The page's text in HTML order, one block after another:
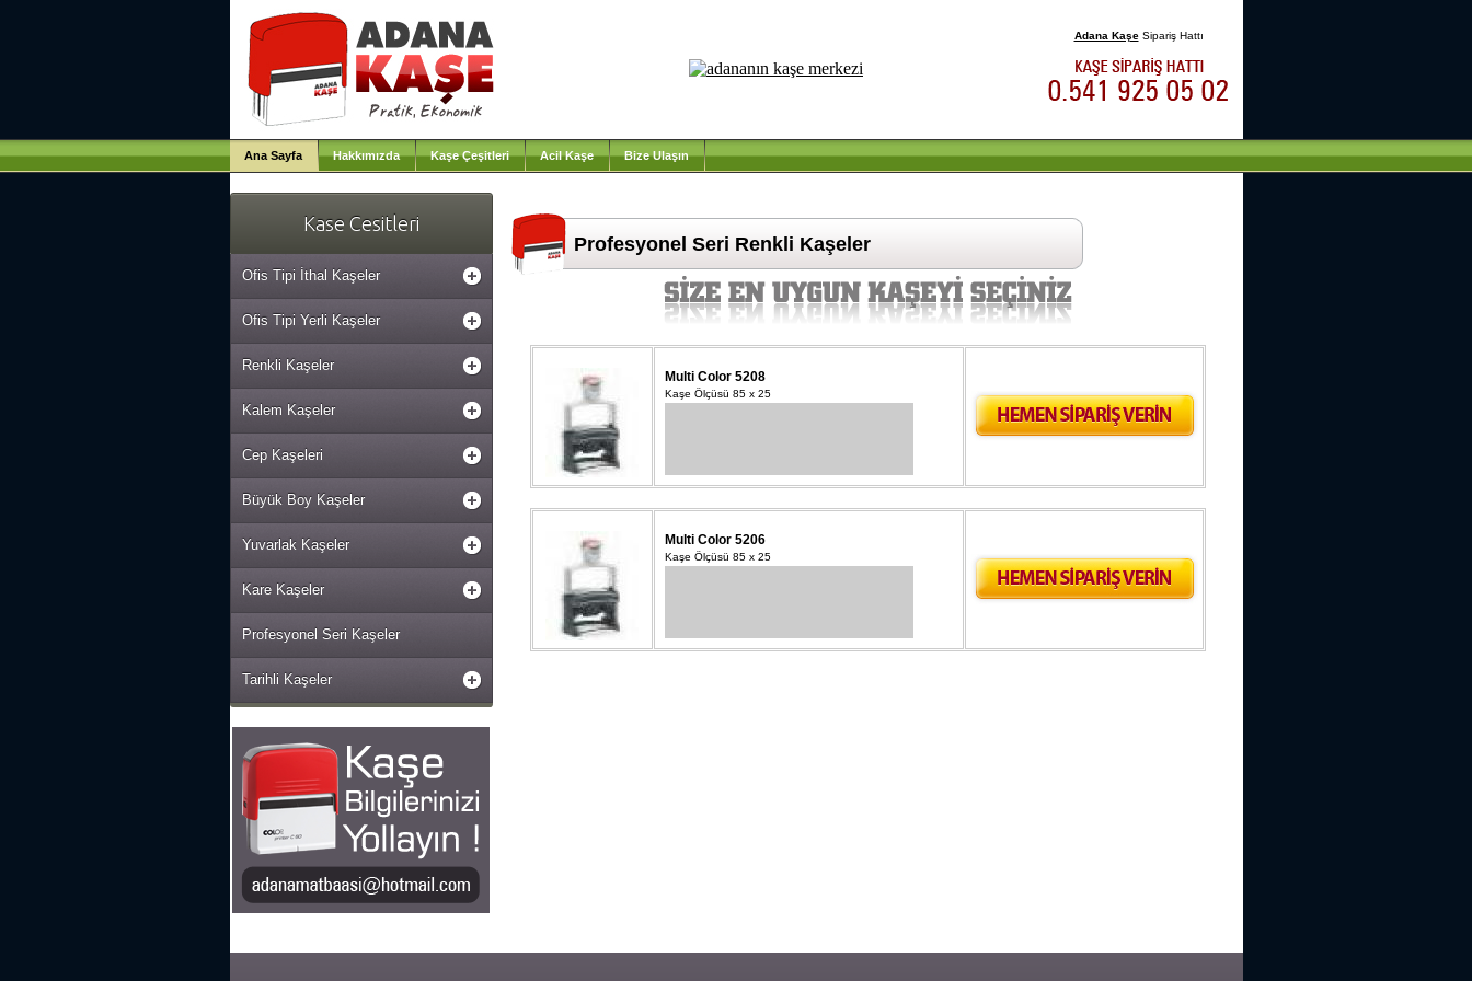
Adana KaşeSipariş Hattı
Ana Sayfa Hakkımızda Kaşe Çeşitleri Acil Kaşe Bize Ulaşın
Kase Cesitleri
Ofis Tipi İthal Kaşeler
Ofis Tipi Yerli Kaşeler
Renkli Kaşeler
Kalem Kaşeler
Cep Kaşeleri
Büyük Boy Kaşeler
Yuvarlak Kaşeler
Kare Kaşeler
Profesyonel Seri Kaşeler
Tarihli Kaşeler
Profesyonel Seri Renkli Kaşeler
Multi Color 5208
Kaşe Ölçüsü 85 x 25
Multi Color 5206
Kaşe Ölçüsü 85 x 25